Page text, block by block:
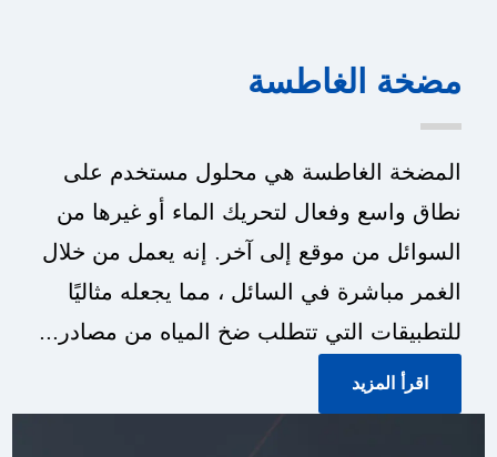
مضخة الغاطسة
المضخة الغاطسة هي محلول مستخدم على
نطاق واسع وفعال لتحريك الماء أو غيرها من
السوائل من موقع إلى آخر. إنه يعمل من خلال
الغمر مباشرة في السائل ، مما يجعله مثاليًا
للتطبيقات التي تتطلب ضخ المياه من مصادر...
اقرأ المزيد